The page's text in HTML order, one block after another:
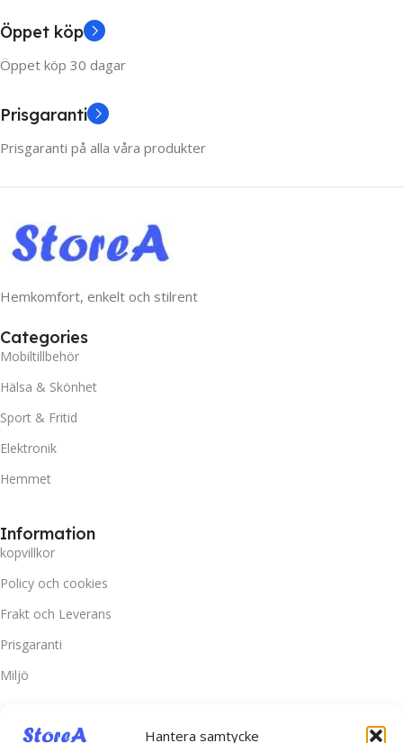
Hantera samtycke
Öppet köp
Öppet köp 30 dagar
Prisgaranti
Prisgaranti på alla våra produkter
Hemkomfort, enkelt och stilrent
Categories
Mobiltillbehör
Hälsa & Skönhet
Sport & Fritid
Elektronik
Hemmet
Information
kopvillkor
Policy och cookies
Frakt och Leverans
Prisgaranti
Miljö
Kundtjänst